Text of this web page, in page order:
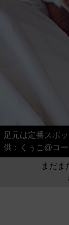
足元は定番スポ
供：くぅこ@コ
まだま